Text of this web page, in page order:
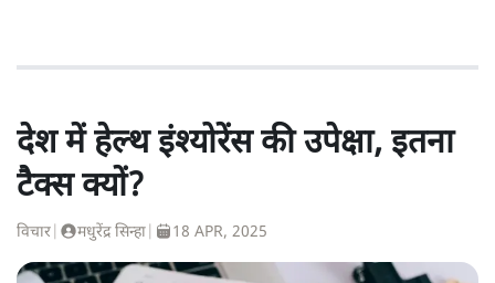
देश में हेल्थ इंश्योरेंस की उपेक्षा, इतना
टैक्स क्यों?
विचार मधुरेंद्र सिन्हा 18 APR, 2025